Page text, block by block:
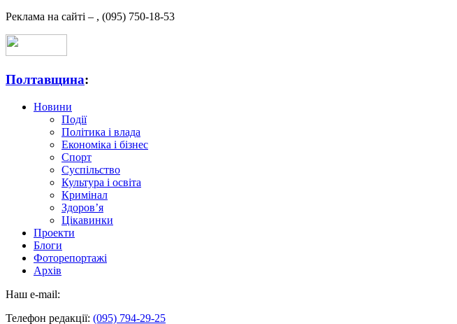
Реклама на сайті – , (095) 750-18-53
Полтавщина:
Новини
Події
Політика і влада
Економіка і бізнес
Спорт
Суспільство
Культура і освіта
Кримінал
Здоров’я
Цікавинки
Проекти
Блоги
Фоторепортажі
Архів
Наш e-mail:
Телефон редакції: (095) 794-29-25